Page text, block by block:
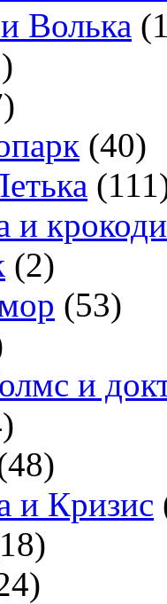
Волька
(40)
и
(2)
(53)
и
и Кризис